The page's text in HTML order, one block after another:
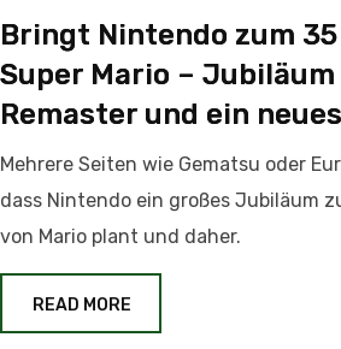
Bringt Nintendo zum
Super Mario –
Remaster und ein
Mehrere Seiten wie Gematsu oder
dass Nintendo ein großes Jubiläum
von Mario plant und daher.
READ MORE